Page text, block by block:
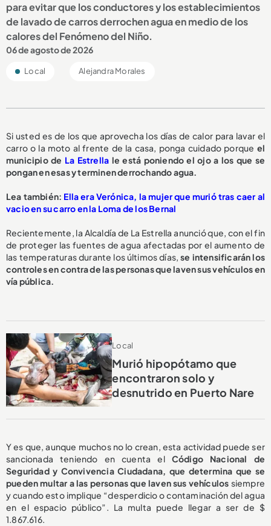
para evitar que los conductores y los establecimientos
de lavado de carros derrochen agua en medio de los
calores del Fenómeno del Niño.
06 de agosto de 2026
Local Alejandra Morales
Si usted es de los que aprovecha los días de calor para lavar el
carro o la moto al frente de la casa, ponga cuidado porque el
municipio de La Estrella le está poniendo el ojo a los que se
pongan en esas y terminen derrochando agua.
Lea también: Ella era Verónica, la mujer que murió tras caer al
vacio en su carro en la Loma de los Bernal
Recientemente, la Alcaldía de La Estrella anunció que, con el fin
de proteger las fuentes de agua afectadas por el aumento de
las temperaturas durante los últimos días, se intensificarán los
controles en contra de las personas que laven sus vehículos en
vía pública.
Local
Murió hipopótamo que
encontraron solo y
desnutrido en Puerto Nare
Y es que, aunque muchos no lo crean, esta actividad puede ser
sancionada teniendo en cuenta el Código Nacional de
Seguridad y Convivencia Ciudadana, que determina que se
pueden multar a las personas que laven sus vehículos siempre
y cuando esto implique “desperdicio o contaminación del agua
en el espacio público”. La multa puede llegar a ser de $
1.867.616.